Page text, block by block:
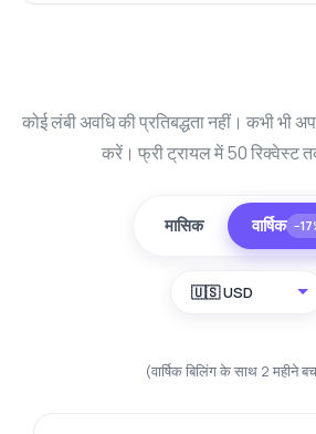
कोई लंबी अवधि की प्रतिबद्धता नहीं। कभी भी
करें। फ्री ट्रायल में 50 रिक्वेस्ट
मासिक वार्षिक
🇺🇸 USD
(वार्षिक बिलिंग के साथ 2 महीने